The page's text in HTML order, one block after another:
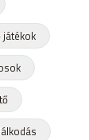
játékok